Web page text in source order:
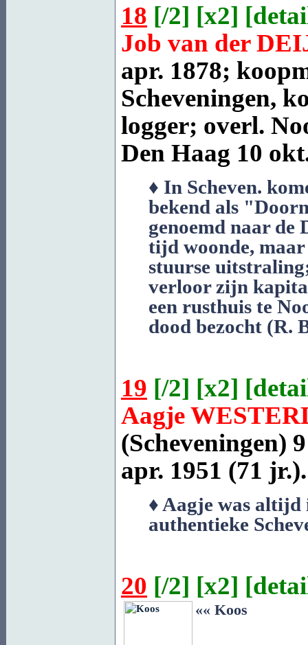
18 [/2] [x2] [
Job van der
apr. 1878;
Scheveningen,
logger; overl.
Den Haag 10
♦ In Scheven.
bekend als
genoemd naar de
tijd woonde,
stuurse
verloor zijn
een rusthuis te
dood bezocht (R.
19 [/2] [x2] [
Aagje
(Scheveningen)
apr. 1951 (71 jr.).
♦ Aagje was
authentieke
20 [/2] [x2] [
«« Koos